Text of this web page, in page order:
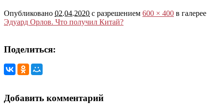
Опубликовано 02.04.2020 с разрешением 600 × 400 в галерее
Эдуард Орлов. Что получил Китай?
Поделиться:
Добавить комментарий